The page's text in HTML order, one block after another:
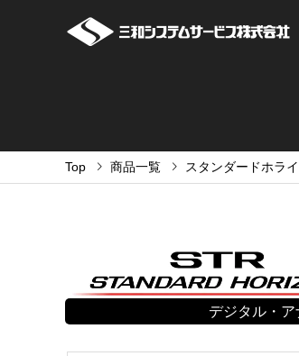
Top 商品一覧 スタンダードホラ
デジタル・